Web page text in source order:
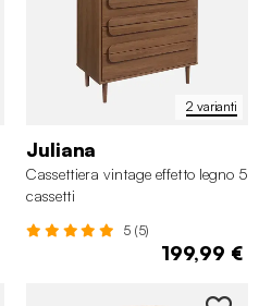
2 varianti
Juliana
Cassettiera vintage effetto legno 5
cassetti
5 (5)
199,99 €